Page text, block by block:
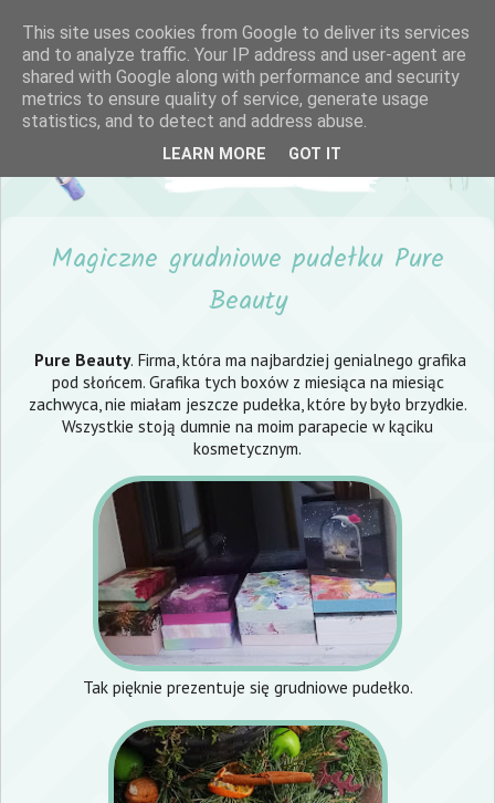
Magiczne grudniowe pudełku Pure
Beauty
Pure Beauty. Firma, która ma najbardziej genialnego grafika
pod słońcem. Grafika tych boxów z miesiąca na miesiąc
zachwyca, nie miałam jeszcze pudełka, które by było brzydkie.
Wszystkie stoją dumnie na moim parapecie w kąciku
kosmetycznym.
Tak pięknie prezentuje się grudniowe pudełko.
This site uses cookies from Google to deliver its services
and to analyze traffic. Your IP address and user-agent are
shared with Google along with performance and security
metrics to ensure quality of service, generate usage
statistics, and to detect and address abuse.
LEARN MORE GOT IT